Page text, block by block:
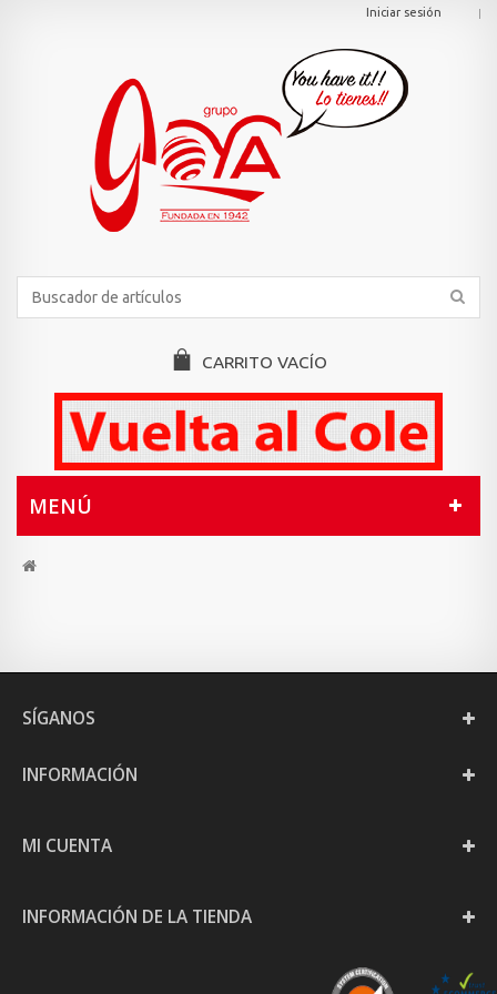
Iniciar sesión
CARRITO VACÍO
MENÚ
SÍGANOS
INFORMACIÓN
MI CUENTA
INFORMACIÓN DE LA TIENDA